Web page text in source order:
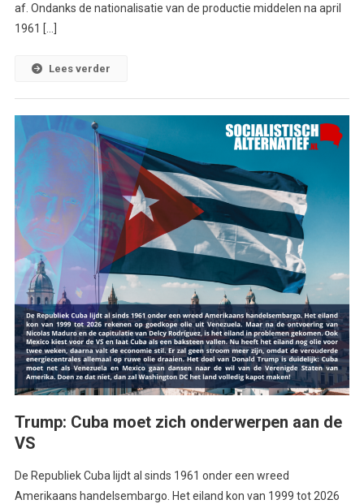
af. Ondanks de nationalisatie van de productie middelen na april
1961 […]
Lees verder
Trump: Cuba moet zich onderwerpen aan de
VS
De Republiek Cuba lijdt al sinds 1961 onder een wreed
Amerikaans handelsembargo. Het eiland kon van 1999 tot 2026